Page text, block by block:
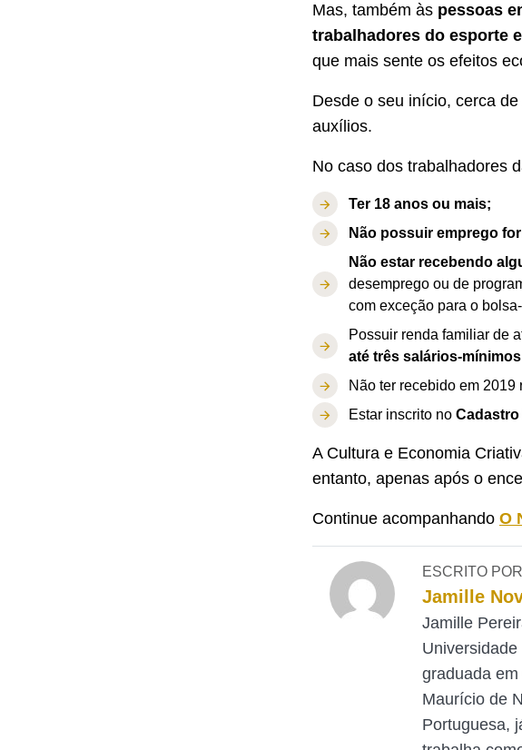
Mas, também às pessoas
trabalhadores do esporte
que mais sente os efeitos
Desde o seu início, cerca
auxílios.
No caso dos trabalhadores
Ter 18 anos ou mais;
Não possuir emprego
Não estar recebendo
desemprego ou de
com exceção para o
Possuir renda familiar de
até três salários-mínimos
Não ter recebido em
Estar inscrito no
A Cultura e Economia
entanto, apenas após o
Continue acompanhando O
ESCRITO POR
Jamille
Jamille
graduada
Maurício de
Portuguesa,